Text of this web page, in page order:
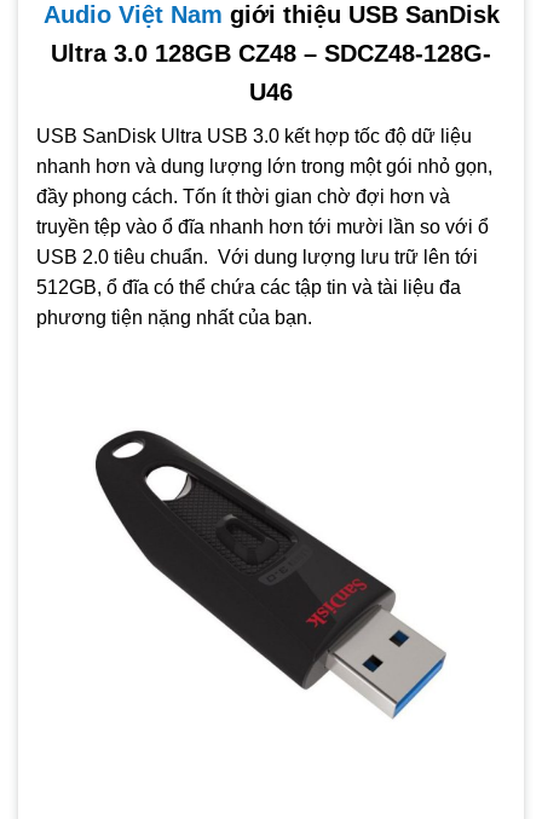
Audio Việt Nam giới thiệu USB SanDisk
Ultra 3.0 128GB CZ48 – SDCZ48-128G-
U46
USB SanDisk Ultra USB 3.0 kết hợp tốc độ dữ liệu
nhanh hơn và dung lượng lớn trong một gói nhỏ gọn,
đầy phong cách. Tốn ít thời gian chờ đợi hơn và
truyền tệp vào ổ đĩa nhanh hơn tới mười lần so với ổ
USB 2.0 tiêu chuẩn. Với dung lượng lưu trữ lên tới
512GB, ổ đĩa có thể chứa các tập tin và tài liệu đa
phương tiện nặng nhất của bạn.